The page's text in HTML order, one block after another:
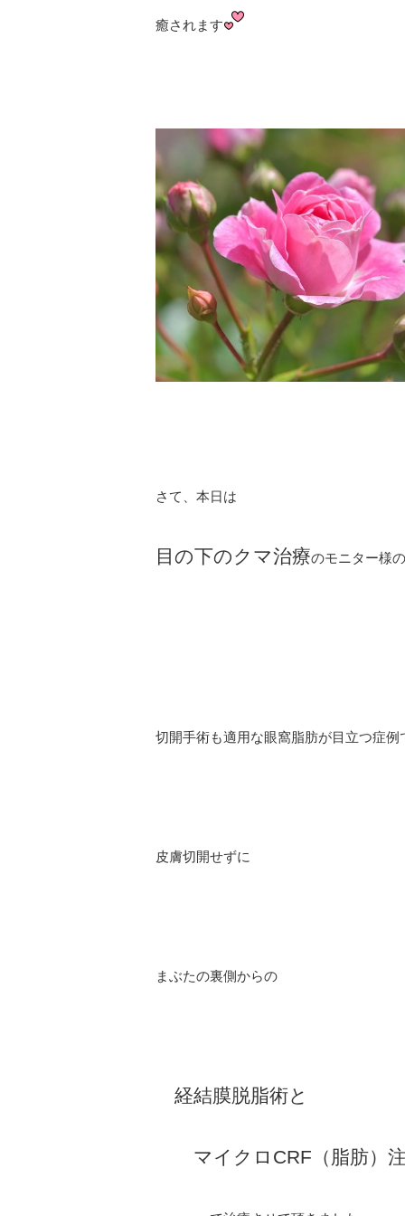
癒されます
さて、本日は
目の下のクマ治療のモニター様
切開手術も適用な眼窩脂肪が目立つ症例
皮膚切開せずに
まぶたの裏側からの
経結膜脱脂術と
マイクロCRF（脂肪）